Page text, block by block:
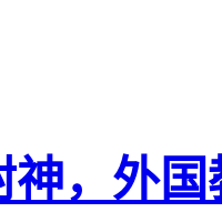
神，外